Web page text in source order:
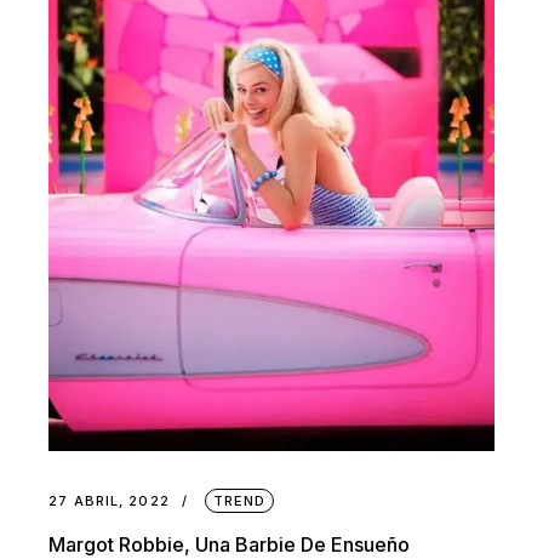
27 ABRIL, 2022 TREND
Margot Robbie, Una Barbie De Ensueño